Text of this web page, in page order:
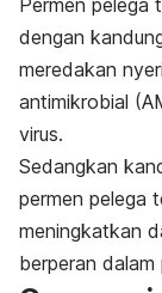
Permen pelega
dengan
meredakan
antimikrobial
virus.
Sedangkan
permen pelega
meningkatkan
berperan